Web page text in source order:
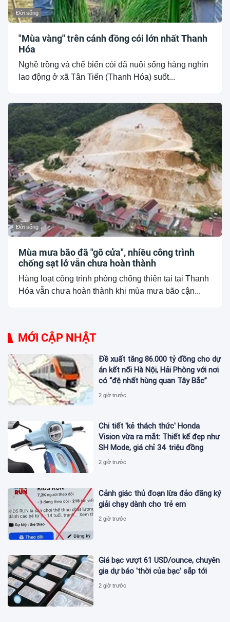
Đời sống
"Mùa vàng" trên cánh đồng cói lớn nhất Thanh
Hóa
Nghề trồng và chế biến cói đã nuôi sống hàng nghìn
lao động ở xã Tân Tiến (Thanh Hóa) suốt...
Đời sống
Mùa mưa bão đã "gõ cửa", nhiều công trình
chống sạt lở vẫn chưa hoàn thành
Hàng loạt công trình phòng chống thiên tai tại Thanh
Hóa vẫn chưa hoàn thành khi mùa mưa bão cận...
MỚI CẬP NHẬT
Đề xuất tăng 86.000 tỷ đồng cho dự
án kết nối Hà Nội, Hải Phòng với nơi
có “đệ nhất hùng quan Tây Bắc”
2 giờ trước
Chi tiết 'kẻ thách thức' Honda
Vision vừa ra mắt: Thiết kế đẹp như
SH Mode, giá chỉ 34 triệu đồng
2 giờ trước
Cảnh giác thủ đoạn lừa đảo đăng ký
giải chạy dành cho trẻ em
2 giờ trước
Giá bạc vượt 61 USD/ounce, chuyên
gia dự báo 'thời của bạc' sắp tới
2 giờ trước